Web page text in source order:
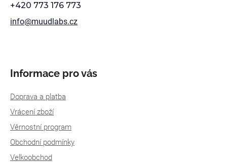
info@muudlabs.cz
+420 773 176 773
Informace pro vás
Doprava a platba
Vrácení zboží
Věrnostní program
Obchodní podmínky
Velkoobchod